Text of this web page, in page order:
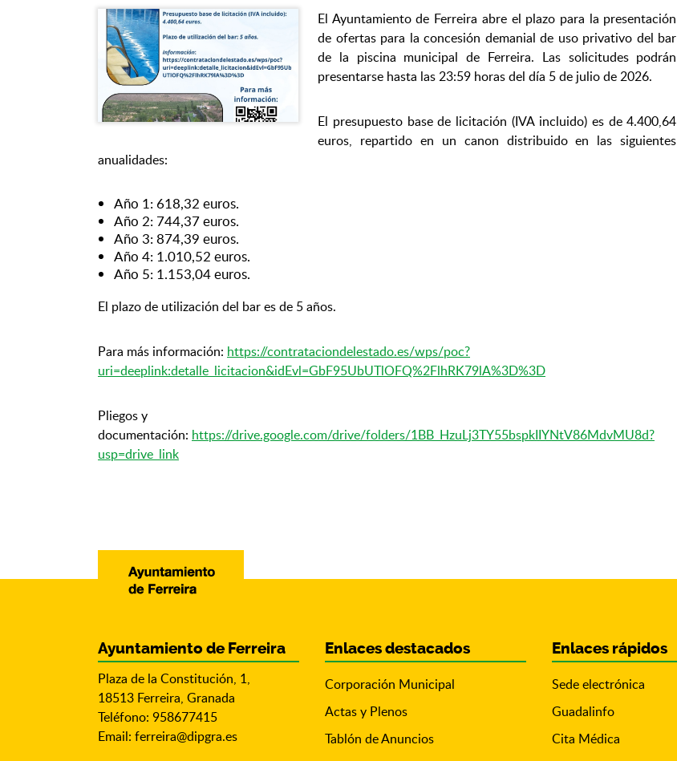
El Ayuntamiento de Ferreira abre el plazo para la presentación
de ofertas para la concesión demanial de uso privativo del bar
de la piscina municipal de Ferreira. Las solicitudes podrán
presentarse hasta las 23:59 horas del día 5 de julio de 2026.
El presupuesto base de licitación (IVA incluido) es de 4.400,64
euros, repartido en un canon distribuido en las siguientes
anualidades:
Año 1: 618,32 euros.
Año 2: 744,37 euros.
Año 3: 874,39 euros.
Año 4: 1.010,52 euros.
Año 5: 1.153,04 euros.
El plazo de utilización del bar es de 5 años.
Para más información: https://contrataciondelestado.es/wps/poc?
uri=deeplink:detalle_licitacion&idEvl=GbF95UbUTlOFQ%2FlhRK79lA%3D%3D
Pliegos y
documentación: https://drive.google.com/drive/folders/1BB_HzuLj3TY55bspkIIYNtV86MdvMU8d?
usp=drive_link
Ayuntamiento de Ferreira
Plaza de la Constitución, 1,
18513 Ferreira, Granada
Teléfono: 958677415
Email: ferreira@dipgra.es
Enlaces destacados
Corporación Municipal
Actas y Plenos
Tablón de Anuncios
Enlaces rápidos
Sede electrónica
Guadalinfo
Cita Médica